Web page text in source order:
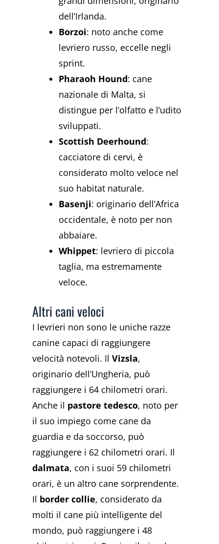
dell’Irlanda.
Borzoi: noto anche come
levriero russo, eccelle negli
sprint.
Pharaoh Hound: cane
nazionale di Malta, si
distingue per l’olfatto e l’udito
sviluppati.
Scottish Deerhound:
cacciatore di cervi, è
considerato molto veloce nel
suo habitat naturale.
Basenji: originario dell’Africa
occidentale, è noto per non
abbaiare.
Whippet: levriero di piccola
taglia, ma estremamente
veloce.
Altri cani veloci
I levrieri non sono le uniche razze
canine capaci di raggiungere
velocità notevoli. IlVizsla,
originario dell’Ungheria, può
raggiungere i 64 chilometri orari.
Anche il pastore tedesco, noto per
il suo impiego come cane da
guardia e da soccorso, può
raggiungere i 62 chilometri orari. Il
dalmata, con i suoi 59 chilometri
orari, è un altro cane sorprendente.
Il border collie, considerato da
molti il cane più intelligente del
mondo, può raggiungere i 48